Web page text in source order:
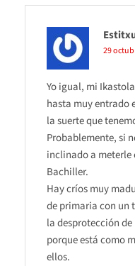
29
Yo igual, mi
hasta muy entrado
la suerte que
Probablemente, si
inclinado a meterle
Bachiller.
Hay críos muy
de primaria con un
la desprotección
porque está como
ellos.